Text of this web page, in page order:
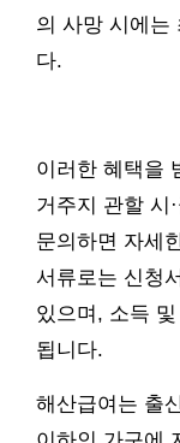
의 사망 시에는
다.
이러한 혜택을
거주지 관할 시
문의하면 자세
서류로는 신청
있으며, 소득
됩니다.
해산급여는 출